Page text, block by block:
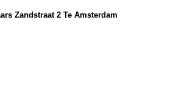
Zandstraat 2 Te Amsterdam